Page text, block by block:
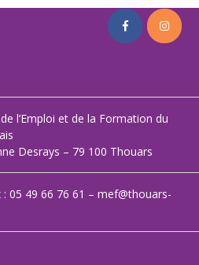
l’Emploi et de la Formation du
Desrays – 79 100 Thouars
05 49 66 76 61 – mef@thouars-